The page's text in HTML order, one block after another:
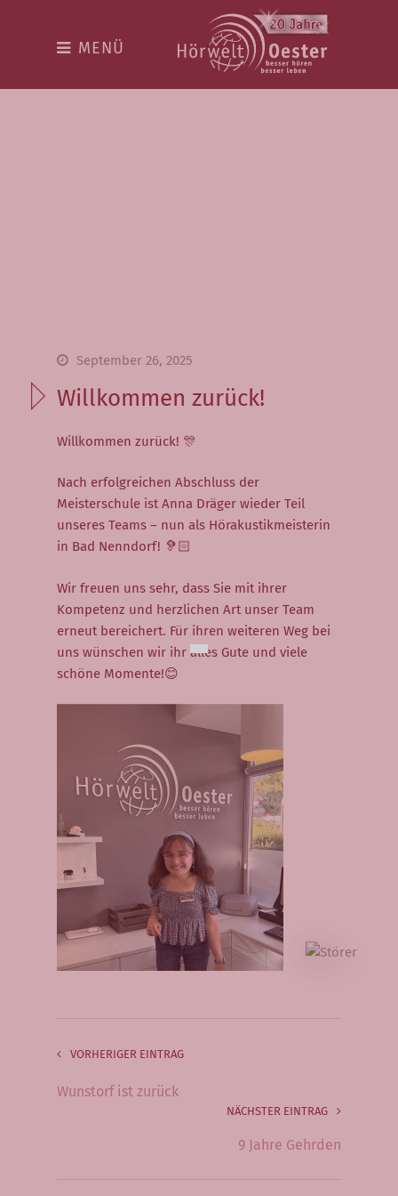
hören
Online-Hörtest
Neuigkeiten
Veranstaltungen
Hörversorgung
Hörvorsorge
Hörsystemversorgung
Ablauf einer
Hörsystemanpassung
Tinnitus
Hörprodukte
Hörsysteme
Gehörschutz
Zubehör
Pflegemittel
Formular + Anfahrt
MENÜ
September 26, 2025
Willkommen zurück!
Willkommen zurück! 🎊
Nach erfolgreichen Abschluss der
Meisterschule ist Anna Dräger wieder Teil
unseres Teams – nun als Hörakustikmeisterin
in Bad Nenndorf! 🦻🏻
Wir freuen uns sehr, dass Sie mit ihrer
Kompetenz und herzlichen Art unser Team
erneut bereichert. Für ihren weiteren Weg bei
uns wünschen wir ihr alles Gute und viele
schöne Momente!😊
VORHERIGER EINTRAG
Wunstorf ist zurück
NÄCHSTER EINTRAG
9 Jahre Gehrden